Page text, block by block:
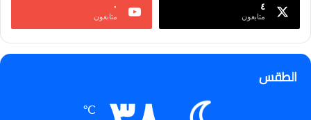
٤
متابعون
٠
متابعون
الطقس
℃